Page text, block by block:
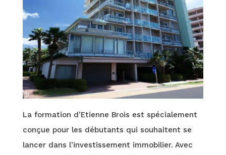
La formation d’Etienne Brois est spécialement
conçue pour les débutants qui souhaitent se
lancer dans l’investissement immobilier. Avec